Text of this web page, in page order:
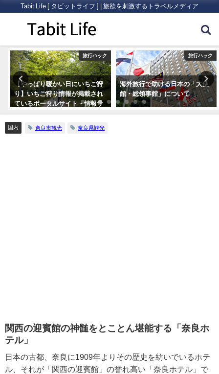
Tabit Life [ タビットライフ ] | 旅欲を刺激するトラベルメディア
旅行ハック
【やっぱり暖かい日にいちご狩
り】いちご狩り情報が掲載され
ているポータルサイト・情報サ
イトまとめ5つ
旅行ハック
海外旅行で助ける日本の「大使
館・総領事館」について
国内 奈良市観光 奈良県観光
関西の迎賓館の神髄をとことん堪能する「奈良ホ
テル」
日本の古都、奈良に1909年よりその歴史を紡いでいるホテ
ル、それが「関西の迎賓館」の誉れ高い「奈良ホテル」で